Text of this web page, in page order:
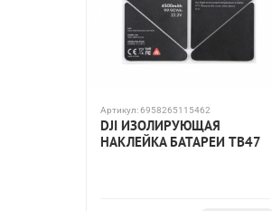
Артикул:6958265115462
DJI ИЗОЛИРУЮЩАЯ
НАКЛЕЙКА БАТАРЕИ TB47